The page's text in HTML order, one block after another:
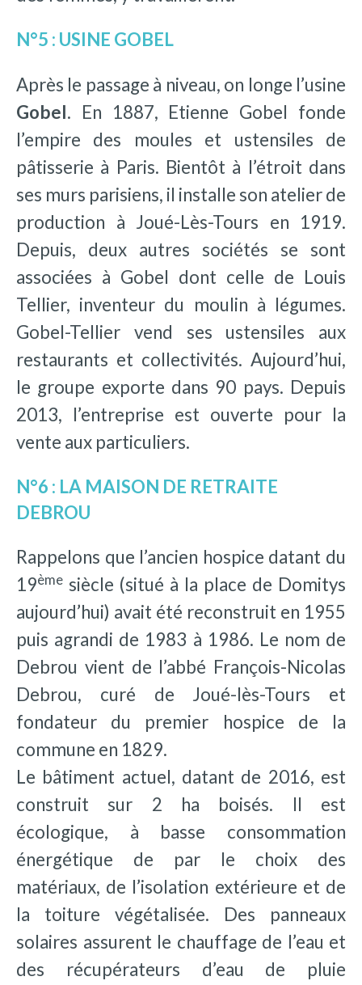
N°5 : USINE GOBEL
Après le passage à niveau, on longe l’usine
Gobel. En 1887, Etienne Gobel fonde
l’empire des moules et ustensiles de
pâtisserie à Paris. Bientôt à l’étroit dans
ses murs parisiens, il installe son atelier de
production à Joué-Lès-Tours en 1919.
Depuis, deux autres sociétés se sont
associées à Gobel dont celle de Louis
Tellier, inventeur du moulin à légumes.
Gobel-Tellier vend ses ustensiles aux
restaurants et collectivités. Aujourd’hui,
le groupe exporte dans 90 pays. Depuis
2013, l’entreprise est ouverte pour la
vente aux particuliers.
N°6 : LA MAISON DE RETRAITE
DEBROU
Rappelons que l’ancien hospice datant du
19ème siècle (situé à la place de Domitys
aujourd’hui) avait été reconstruit en 1955
puis agrandi de 1983 à 1986. Le nom de
Debrou vient de l’abbé François-Nicolas
Debrou, curé de Joué-lès-Tours et
fondateur du premier hospice de la
commune en 1829.
Le bâtiment actuel, datant de 2016, est
construit sur 2 ha boisés. Il est
écologique, à basse consommation
énergétique de par le choix des
matériaux, de l’isolation extérieure et de
la toiture végétalisée. Des panneaux
solaires assurent le chauffage de l’eau et
des récupérateurs d’eau de pluie